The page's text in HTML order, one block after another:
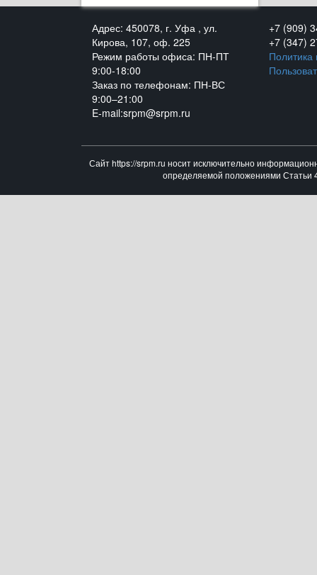
Адрес: 450078, г. Уфа , ул.
Кирова, 107, оф. 225
Режим работы офиса: ПН-ПТ
9:00-18:00
Заказ по телефонам: ПН-ВС
9:00–21:00
E-mail:srpm@srpm.ru
+7 (909)
+7 (347)
Сайт https://srpm.ru носит исключительно
определяемой положениями Статьи